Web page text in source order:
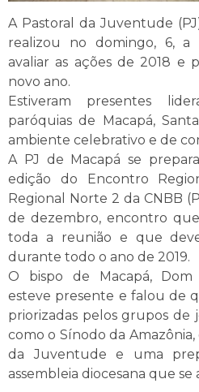
A Pastoral da Juventude
realizou no domingo, 6, a
avaliar as ações de 2018 e
novo ano.
Estiveram presentes
paróquias de Macapá,
ambiente celebrativo e de
A PJ de Macapá se
edição do Encontro
Regional Norte 2 da CNBB
de dezembro, encontro
toda a reunião e que
durante todo o ano de 2019.
O bispo de Macapá,
esteve presente e falou de
priorizadas pelos grupos de
como o Sínodo da
da Juventude e uma
assembleia diocesana que se